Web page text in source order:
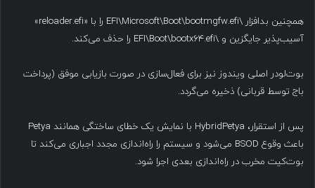
همچنین بدافزار \EFI\Microsoft\Boot\bootmgfw.efi را با «reloader.efi»
آسیب‌پذیر جایگزین و \EFI\Boot\bootx64.efi را حذف می‌کند.
بوت‌لودر اصلی ویندوز نیز برای فعال‌سازی در صورت بازیابی موفق (پرداخت
باج توسط قربانی) ذخیره می‌گردد.
پس از استقرار، HybridPetya با نمایش یک خطای ساختگی همانند Petya
باعث وقوع BSOD می‌شود و سیستم را راه‌اندازی مجدد اجباری می‌کند تا
بوت‌کیت مخرب در راه‌اندازی بعدی اجرا شود.